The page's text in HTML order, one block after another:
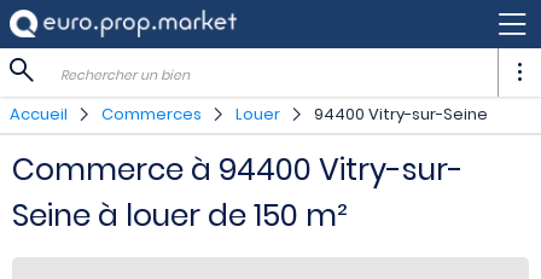
Rechercher un bien
Accueil Commerces Louer 94400 Vitry-sur-Seine
Commerce à 94400 Vitry-sur-
Seine à louer de 150 m²